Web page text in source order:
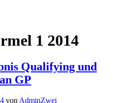
1 2014
Qualifying und
GP
von AdminZwei